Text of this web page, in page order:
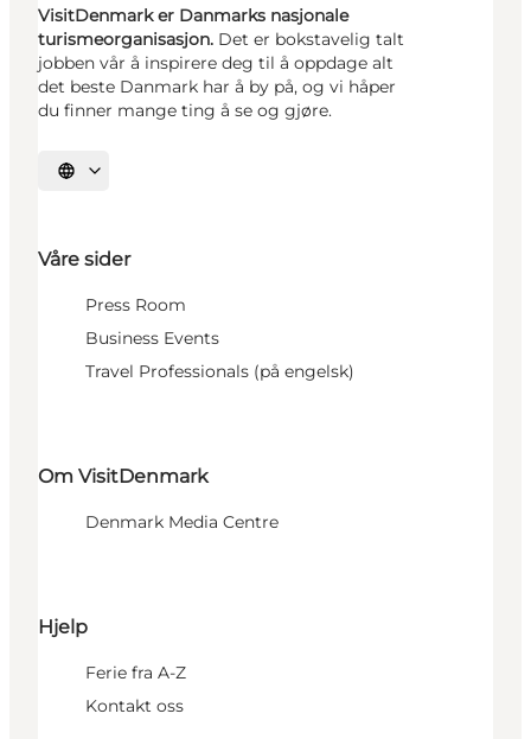
VisitDenmark er Danmarks nasjonale
turismeorganisasjon. Det er bokstavelig talt
jobben vår å inspirere deg til å oppdage alt
det beste Danmark har å by på, og vi håper
du finner mange ting å se og gjøre.
Velg språk
Våre sider
Press Room
Business Events
Travel Professionals (på engelsk)
Om VisitDenmark
Denmark Media Centre
Hjelp
Ferie fra A-Z
Kontakt oss